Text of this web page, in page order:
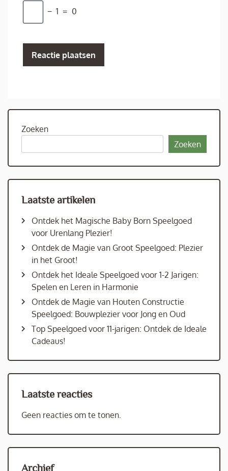
− 1 = 0
Zoeken
Zoeken
Laatste artikelen
Ontdek het Magische Baby Born Speelgoed
voor Urenlang Plezier!
Ontdek de Magie van Groot Speelgoed: Plezier
in het Groot!
Ontdek het Ideale Speelgoed voor 1-2 Jarigen:
Spelen en Leren in Harmonie
Ontdek de Magie van Houten Constructie
Speelgoed: Bouwplezier voor Jong en Oud
Top Speelgoed voor 11-jarigen: Ontdek de Ideale
Cadeaus!
Laatste reacties
Geen reacties om te tonen.
Archief